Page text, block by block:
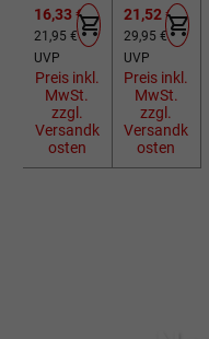
Verkaufspreis:
16,33 €
Regulärer Preis:
21,95 €
UVP
Preis inkl.
MwSt.
zzgl.
Versandk
osten
AURA
Micro Set
schwarz
21,52 €
Regulärer Preis:
29,95 €
UVP
Preis inkl.
MwSt.
zzgl.
Versandk
osten